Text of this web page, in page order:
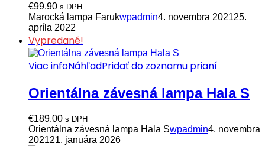
€99.90 s DPH
Marocká lampa Farukwpadmin4. novembra 202125.
apríla 2022
Vypredané!
Viac infoNáhľadPridať do zoznamu prianí
Orientálna závesná lampa Hala S
€189.00 s DPH
Orientálna závesná lampa Hala Swpadmin4. novembra
202121. januára 2026